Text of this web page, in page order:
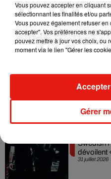
6 août 2026
Il y a 10
3 août 2026
Fred
leur
31 juillet 2026
Swedish
dévoilent
Vous pouvez accepter en cliquant
sélectionnant les finalités et/ou
Vous pouvez également refuser
accepter". Vos préférences ne
pouvez mettre à jour vos choix, ou
moment via le lien "Gérer les
Gérer